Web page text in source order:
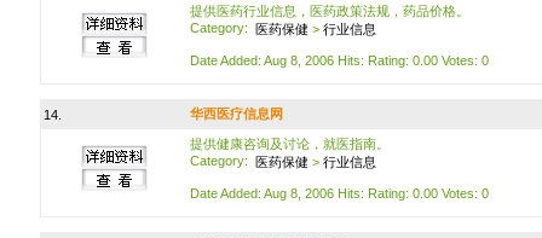
提供医药行业信息，医药政策法规，药品价格。
Category: 医药保健 > 行业信息
Date Added: Aug 8, 2006 Hits: Rating: 0.00 Votes: 0
14. 华西医疗信息网
提供健康咨询及讨论，就医指南。
Category: 医药保健 > 行业信息
Date Added: Aug 8, 2006 Hits: Rating: 0.00 Votes: 0